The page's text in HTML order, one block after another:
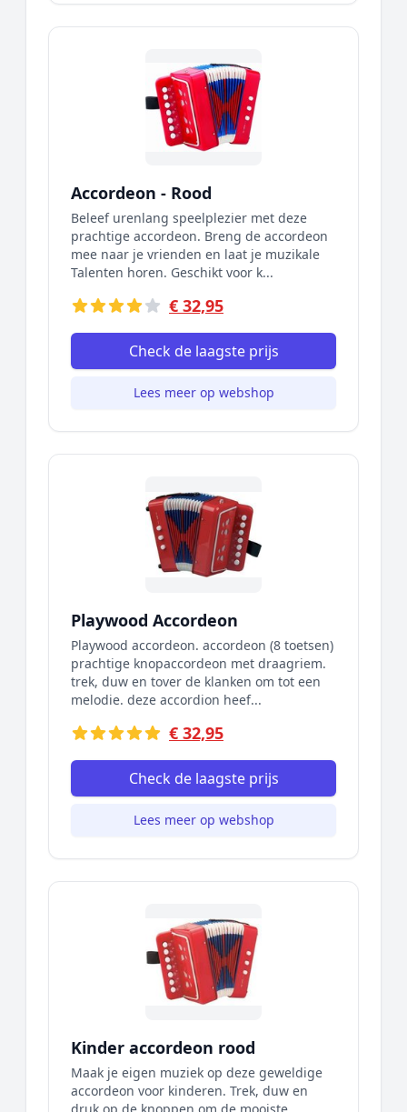
Accordeon - Rood
Beleef urenlang speelplezier met deze
prachtige accordeon. Breng de accordeon
mee naar je vrienden en laat je muzikale
Talenten horen. Geschikt voor k...
€ 32,95
Check de laagste prijs
Lees meer op webshop
Playwood Accordeon
Playwood accordeon. accordeon (8 toetsen)
prachtige knopaccordeon met draagriem.
trek, duw en tover de klanken om tot een
melodie. deze accordion heef...
€ 32,95
Check de laagste prijs
Lees meer op webshop
Kinder accordeon rood
Maak je eigen muziek op deze geweldige
accordeon voor kinderen. Trek, duw en